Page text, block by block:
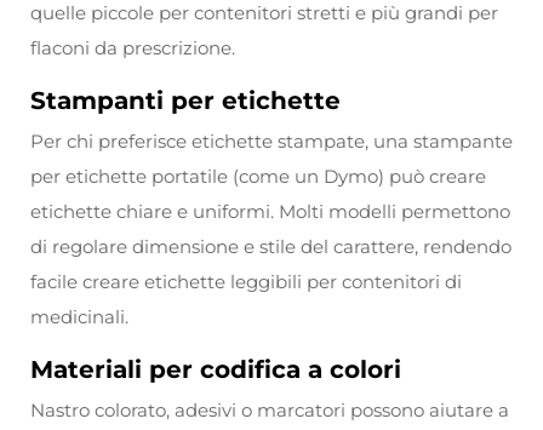
quelle piccole per contenitori stretti e più grandi per
flaconi da prescrizione.
Stampanti per etichette
Per chi preferisce etichette stampate, una stampante
per etichette portatile (come un Dymo) può creare
etichette chiare e uniformi. Molti modelli permettono
di regolare dimensione e stile del carattere, rendendo
facile creare etichette leggibili per contenitori di
medicinali.
Materiali per codifica a colori
Nastro colorato, adesivi o marcatori possono aiutare a